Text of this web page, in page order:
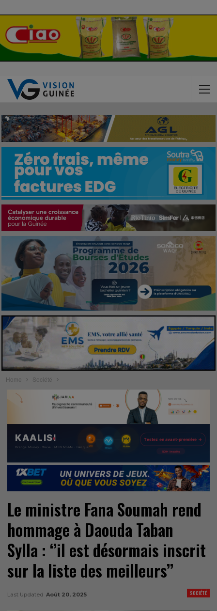
Home Société
Le ministre Fana Soumah rend
hommage à Daouda Taban
Sylla : ‘’il est désormais inscrit
sur la liste des meilleurs’’
SOCIÉTÉ
Last Updated Août 20, 2025